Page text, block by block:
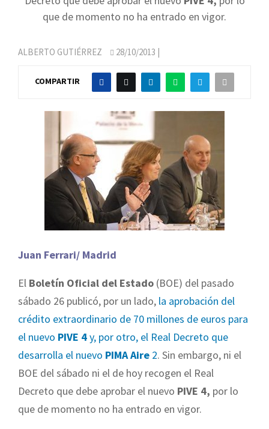
que de momento no ha entrado en vigor.
ALBERTO GUTIÉRREZ 28/10/2013 |
COMPARTIR
Juan Ferrari/ Madrid
El Boletín Oficial del Estado (BOE) del pasado
sábado 26 publicó, por un lado, la aprobación del
crédito extraordinario de 70 millones de euros para
el nuevo PIVE 4y, por otro, el Real Decreto que
desarrolla el nuevo PIMA Aire 2. Sin embargo, ni el
BOE del sábado ni el de hoy recogen el Real
Decreto que debe aprobar el nuevo PIVE 4, por lo
que de momento no ha entrado en vigor.